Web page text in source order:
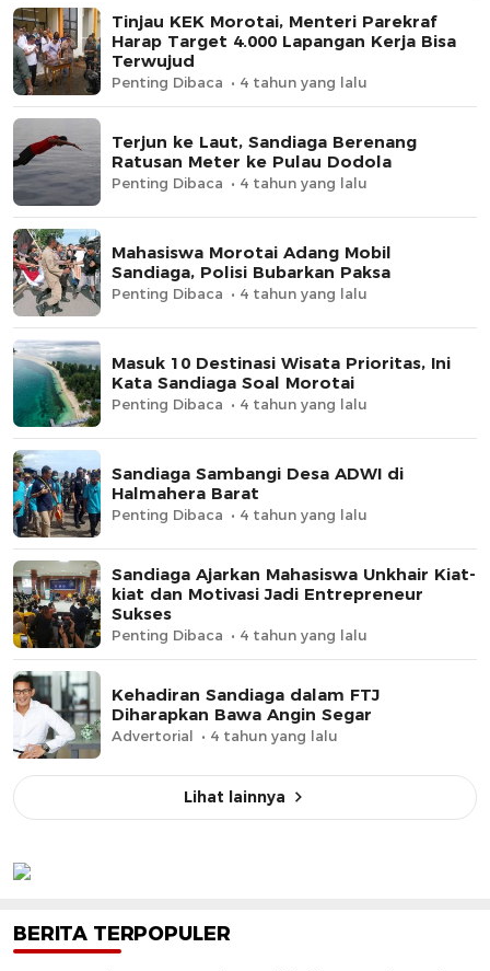
Tinjau KEK Morotai, Menteri Parekraf
Harap Target 4.000 Lapangan Kerja Bisa
Terwujud
Penting Dibaca 4 tahun yang lalu
Terjun ke Laut, Sandiaga Berenang
Ratusan Meter ke Pulau Dodola
Penting Dibaca 4 tahun yang lalu
Mahasiswa Morotai Adang Mobil
Sandiaga, Polisi Bubarkan Paksa
Penting Dibaca 4 tahun yang lalu
Masuk 10 Destinasi Wisata Prioritas, Ini
Kata Sandiaga Soal Morotai
Penting Dibaca 4 tahun yang lalu
Sandiaga Sambangi Desa ADWI di
Halmahera Barat
Penting Dibaca 4 tahun yang lalu
Sandiaga Ajarkan Mahasiswa Unkhair Kiat-
kiat dan Motivasi Jadi Entrepreneur
Sukses
Penting Dibaca 4 tahun yang lalu
Kehadiran Sandiaga dalam FTJ
Diharapkan Bawa Angin Segar
Advertorial 4 tahun yang lalu
Lihat lainnya
BERITA TERPOPULER